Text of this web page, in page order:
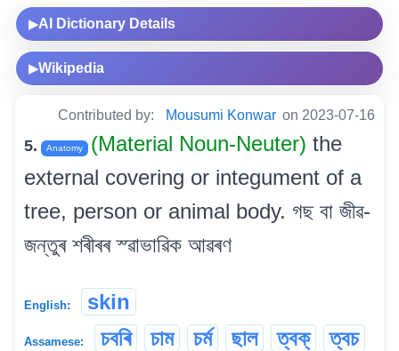
▶AI Dictionary Details
▶Wikipedia
Contributed by: Mousumi Konwar on 2023-07-16
5. Anatomy (Material Noun-Neuter) the
external covering or integument of a
tree, person or animal body. গছ বা জীৱ-
জন্তুৰ শৰীৰৰ স্ৱাভাৱিক আৱৰণ
English: skin
Assamese: চবৰি চাম চৰ্ম ছাল ত্বক্
ত্বচ